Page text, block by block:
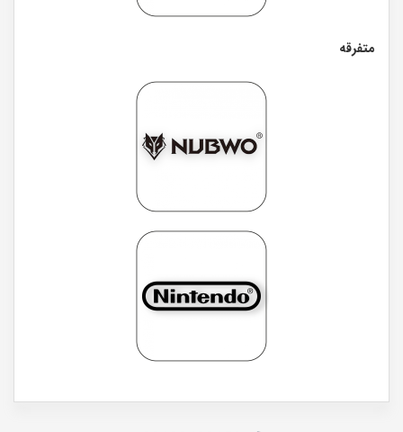
متفرقه